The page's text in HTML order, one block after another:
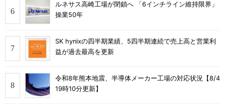
ルネサス高崎工場が閉鎖へ 「6インチライン維持限界」
操業50年
SK hynixの四半期業績、5四半期連続で売上高と営業利
益が過去最高を更新
令和8年熊本地震、半導体メーカー工場の対応状況【8/4
19時10分更新】